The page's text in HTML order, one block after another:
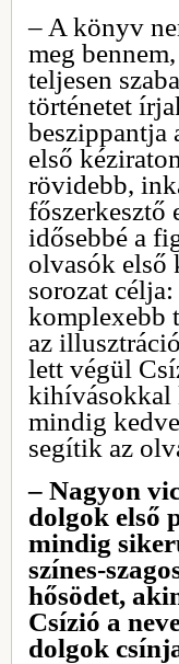
– A könyv
meg
teljesen
történetet
beszippantja
első
rövidebb,
főszerkesztő
idősebbé a
olvasók első
sorozat
komplexebb
az
lett végül
kihívásokkal
mindig
segítik az
– Nagyon
dolgok első
mindig
színes-
hősödet,
Csízió a
dolgok